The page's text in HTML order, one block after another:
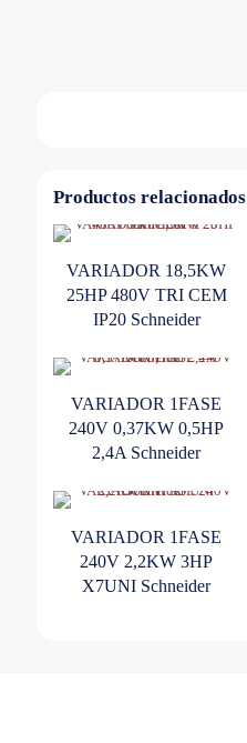
Productos relacionados
VARIADOR 18,5KW
25HP 480V TRI CEM
IP20 Schneider
VARIADOR 1FASE
240V 0,37KW 0,5HP
2,4A Schneider
VARIADOR 1FASE
240V 2,2KW 3HP
X7UNI Schneider